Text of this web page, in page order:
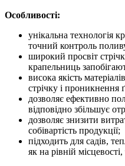
Особливості:
унікальна технологія
точний контроль
широкий просвіт
крапельниць
висока якість
стрічку і проникнення
дозволяє ефективно
відповідно збільшує
дозволяє знизити
собівартість продукції;
підходить для садів,
як на рівній